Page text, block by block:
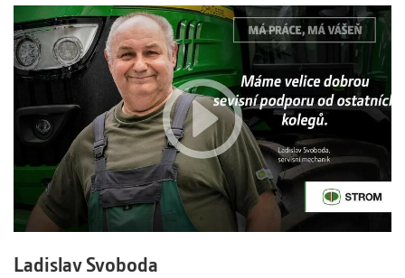
Ladislav Svoboda